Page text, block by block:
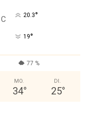
C 20.3°
19°
77 %
MO.
34°
DI.
25°